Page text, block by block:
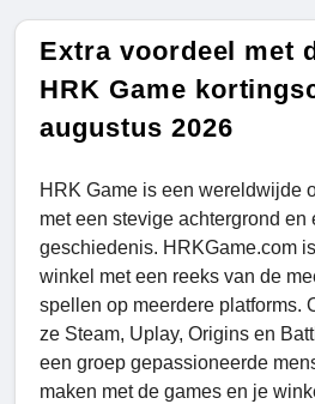
Extra voordeel met
HRK Game
augustus 2026
HRK Game is een wereldwijde
met een stevige achtergrond en
geschiedenis. HRKGame.com
winkel met een reeks van de
spellen op meerdere platforms.
ze Steam, Uplay, Origins en
een groep gepassioneerde
maken met de games en je